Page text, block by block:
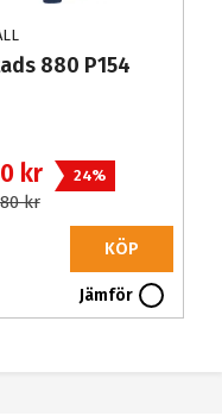
880 P154
kr 24%
kr
KÖP
Jämför